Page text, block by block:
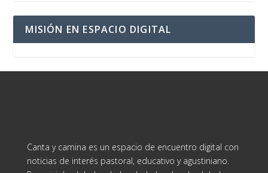
MISIÓN EN ESPACIO DIGITAL
Canta y camina es un espacio de encuentro digital con
noticias de interés pastoral, educativo y agustiniano.